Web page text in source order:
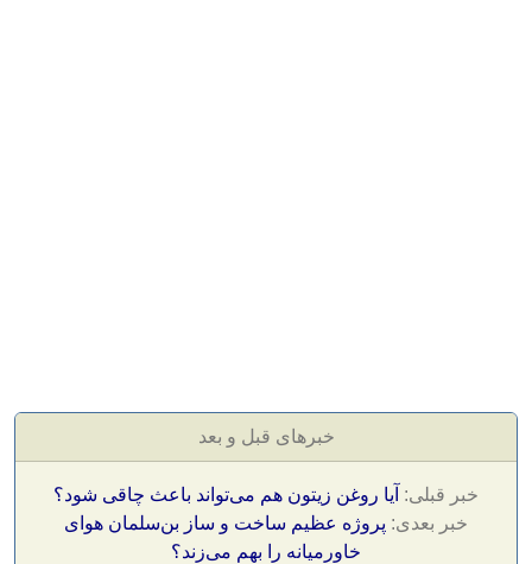
خبرهای قبل و بعد
خبر قبلی: آیا روغن زیتون هم می‌تواند باعث چاقی شود؟
خبر بعدی: پروژه عظیم ساخت و ساز بن‌سلمان هوای
خاورمیانه را بهم می‌زند؟